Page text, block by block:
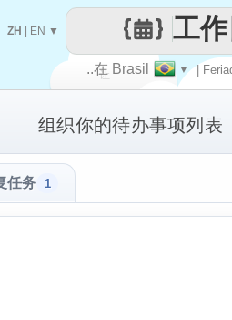
让
每一天
..在 Brasil ▼ |
工作
ZH EN ▼
组织你的待办事项列表
任务 1